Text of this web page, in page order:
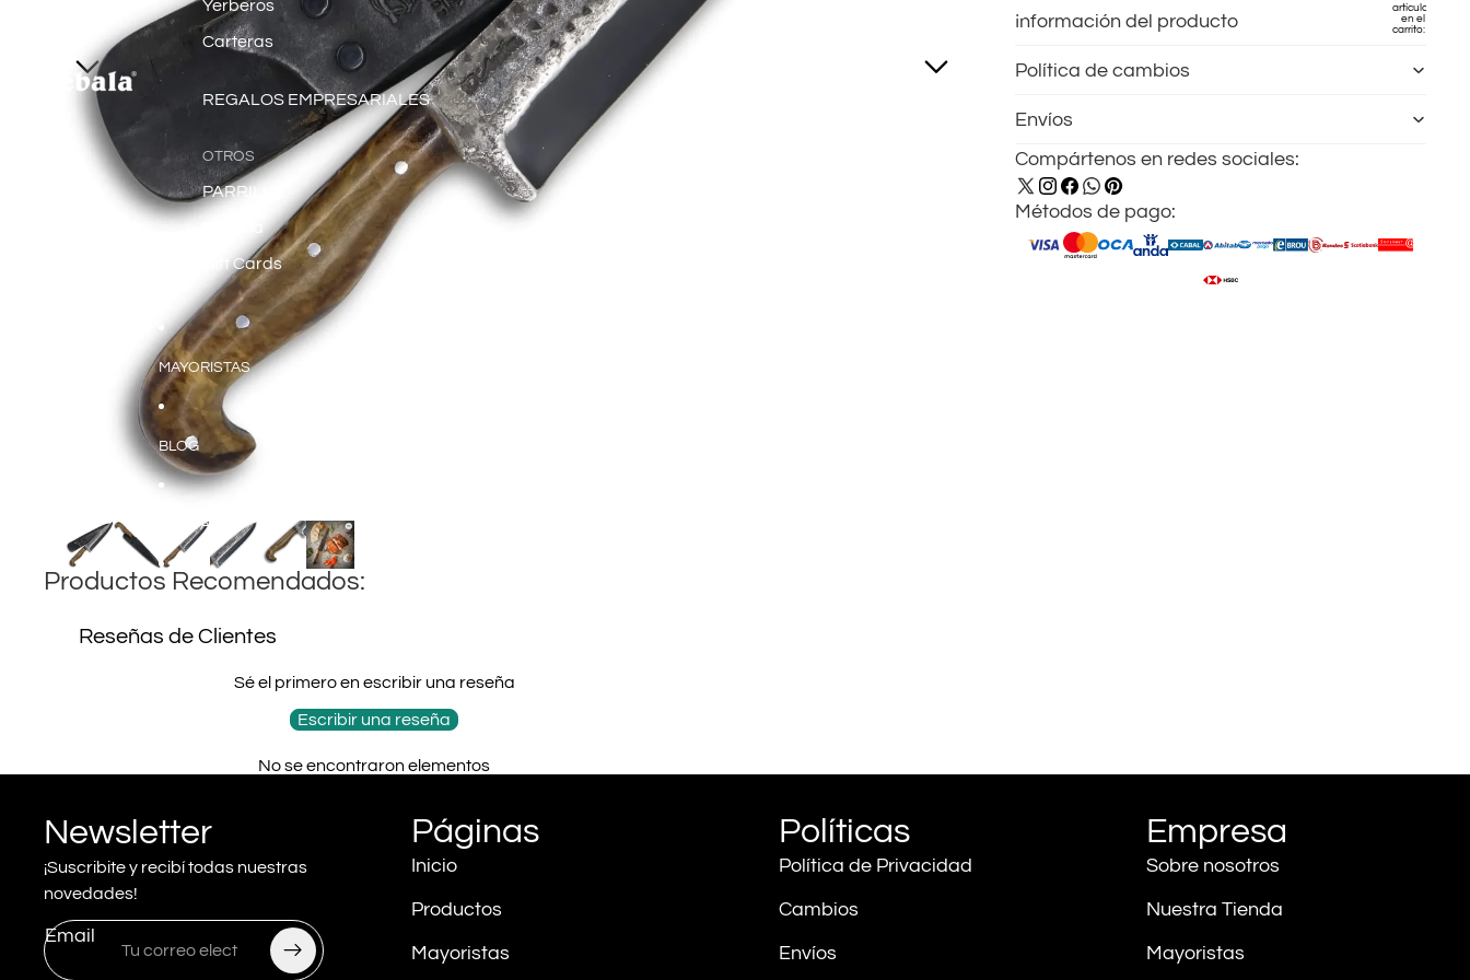
Yerberos
Carteras
REGALOS EMPRESARIALES
OTROS
PARRILLA
Gift Cards
MAYORISTAS
BLOG
CONTACTO
Cuenta
Otras opciones de inicio de sesión
artículos
en el
carrito: 0
Información del producto
Política de cambios
Envíos
Compártenos en redes sociales:
Métodos de pago:
Productos Recomendados:
Reseñas de Clientes
Sé el primero en escribir una reseña
Escribir una reseña
No se encontraron elementos
Newsletter
¡Suscribite y recibí todas nuestras
novedades!
Email
Páginas
Inicio
Productos
Mayoristas
Políticas
Política de Privacidad
Cambios
Envíos
Empresa
Sobre nosotros
Nuestra Tienda
Mayoristas
Política de privacidad
Términos del servicio